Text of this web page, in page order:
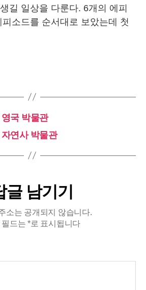
길 일상을 다룬다. 6개의 에피
소드를 순서대로 보았는데 첫
소드는 디지털 데이터의 의인화
개된다. 예를 들면 컴퓨터 안에
국 박물관
연사 박물관
글 남기기
소는 공개되지 않습니다.
필드는*로 표시됩니다